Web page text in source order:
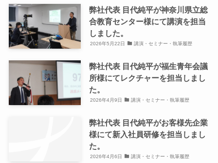
弊社代表 目代純平が神奈川県立総
合教育センター様にて講演を担当
しました。
2026年5月22日 講演・セミナー・執筆履歴
弊社代表 目代純平が福生青年会議
所様にてレクチャーを担当しまし
た。
2026年4月9日 講演・セミナー・執筆履歴
弊社代表 目代純平がお客様先企業
様にて新入社員研修を担当しまし
た。
2026年4月6日 講演・セミナー・執筆履歴